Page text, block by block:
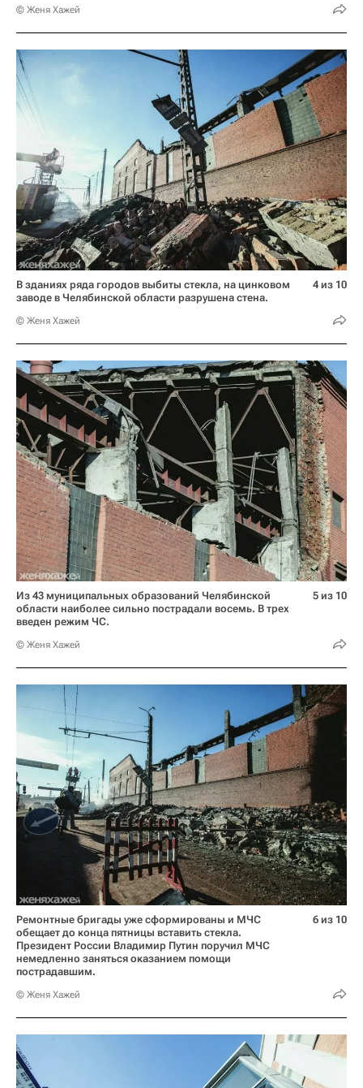
© Женя Хажей
В зданиях ряда городов выбиты стекла, на цинковом
заводе в Челябинской области разрушена стена.
© Женя Хажей
4 из 10
Из 43 муниципальных образований Челябинской
области наиболее сильно пострадали восемь. В трех
введен режим ЧС.
© Женя Хажей
5 из 10
Ремонтные бригады уже сформированы и МЧС
обещает до конца пятницы вставить стекла.
Президент России Владимир Путин поручил МЧС
немедленно заняться оказанием помощи
пострадавшим.
© Женя Хажей
6 из 10